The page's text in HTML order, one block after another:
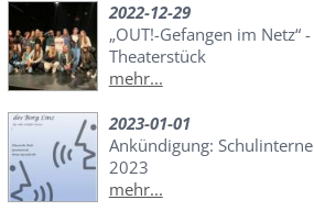
2022-12-29
„OUT!-Gefangen im Netz“
Theaterstück
mehr...
2023-01-01
Ankündigung:
2023
mehr...